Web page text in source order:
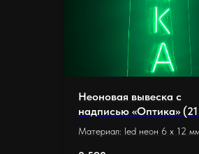
Неоновая вывеска с
надписью «Оптика» (21
см.)
Материал: led неон 6 x 12